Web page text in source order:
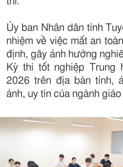
Ủy ban Nhân dân tỉnh
nhiệm về việc mất an
định, gây ảnh hưởng
Kỳ thi tốt nghiệp Trung
2026 trên địa bàn tỉnh,
ảnh, uy tín của ngành giáo